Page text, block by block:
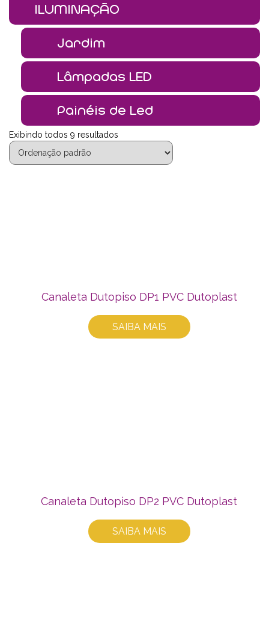
ILUMINAÇÃO
Jardim
Lâmpadas LED
Painéis de Led
Exibindo todos 9 resultados
Canaleta Dutopiso DP1 PVC Dutoplast
SAIBA MAIS
Canaleta Dutopiso DP2 PVC Dutoplast
SAIBA MAIS